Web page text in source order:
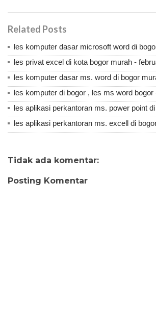
Related Posts
les komputer dasar microsoft word di
les privat excel di kota bogor murah -
les komputer dasar ms. word di bogor
les komputer di bogor , les ms word bogor
les aplikasi perkantoran ms. power point
les aplikasi perkantoran ms. excell di
Tidak ada komentar:
Posting Komentar